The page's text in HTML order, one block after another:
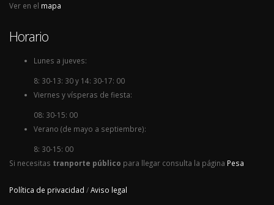
Ver en el mapa
Horario
Lunes a jueves:
8: 30-13: 30 y 14: 30-17: 00
Viernes y vísperas de fiesta:
08: 30-15: 00
Verano (de mayo a septiembre):
8: 30-15: 00
Si necesitas tranporte público para llegar consulta la página Pesa
Política de privacidad /Aviso legal